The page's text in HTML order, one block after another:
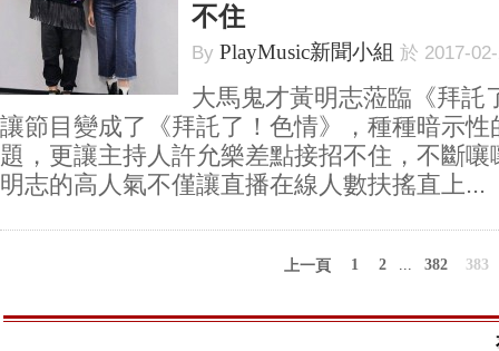
不住
By PlayMusic新聞小組 於 2017-
大馬鬼才黃明志蒞臨《拜託
讓節目變成了《拜託了！色情》，種種暗示性
題，更讓主持人許允樂差點接招不住，不斷
明志的高人氣不僅讓直播在線人數扶搖直上...
上一頁 1 2 ... 382 383